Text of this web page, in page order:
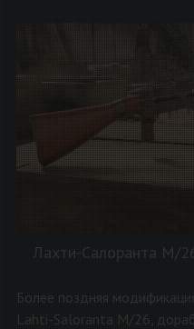
Лахти-Салоранта М/
Более поздняя
Lahti-Saloranta M/26,